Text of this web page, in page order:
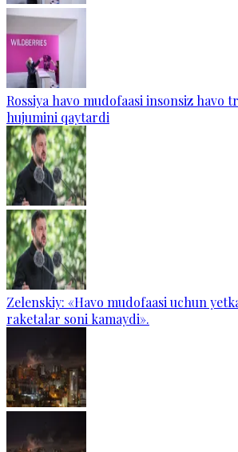
Rossiya havo mudofaasi insonsiz havo
hujumini qaytardi
Zelenskiy: «Havo mudofaasi uchun
raketalar soni kamaydi».